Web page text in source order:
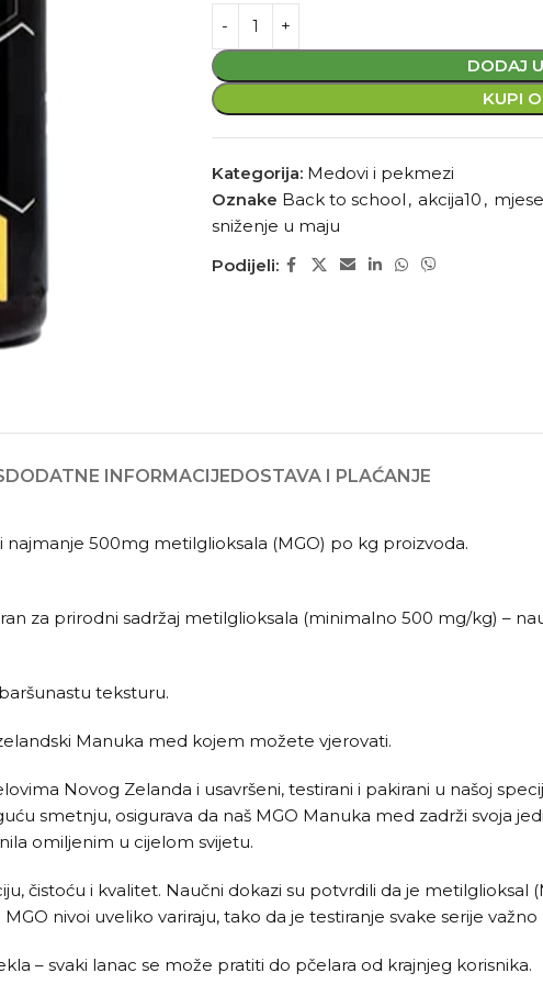
DODAJ
KUPI
Kategorija: Medovi i pekmezi
Oznake Back to school , akcija10 ,
sniženje u maju
Podijeli:
DODATNE INFORMACIJEDOSTAVA I PLAĆANJE
500mg metilglioksala (MGO) po kg proizvoda.
za prirodni sadržaj metilglioksala (minimalno 500 mg/kg) –
teksturu.
Manuka med kojem možete vjerovati.
Novog Zelanda i usavršeni, testirani i pakirani u našoj
smetnju, osigurava da naš MGO Manuka med zadrži svoja
omiljenim u cijelom svijetu.
čistoću i kvalitet. Naučni dokazi su potvrdili da je metilglioksal
nivoi uveliko variraju, tako da je testiranje svake serije važno
– svaki lanac se može pratiti do pčelara od krajnjeg korisnika.